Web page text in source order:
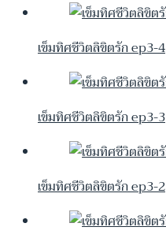
เข็มทิศชีวิตลิขิตรัก ep3-4
เข็มทิศชีวิตลิขิตรัก ep3-3
เข็มทิศชีวิตลิขิตรัก ep3-2